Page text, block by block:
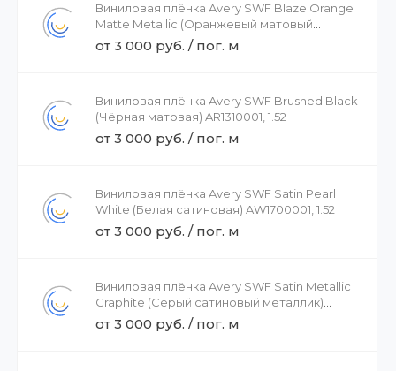
Виниловая плёнка Avery SWF Blaze Orange
Matte Metallic (Оранжевый матовый
металлик) AV3010001, 1.52
от 3 000 руб. / пог. м
Виниловая плёнка Avery SWF Brushed Black
(Чёрная матовая) AR1310001, 1.52
от 3 000 руб. / пог. м
Виниловая плёнка Avery SWF Satin Pearl
White (Белая сатиновая) AW1700001, 1.52
от 3 000 руб. / пог. м
Виниловая плёнка Avery SWF Satin Metallic
Graphite (Серый сатиновый металлик)
BJ1030001 , 1.52
от 3 000 руб. / пог. м